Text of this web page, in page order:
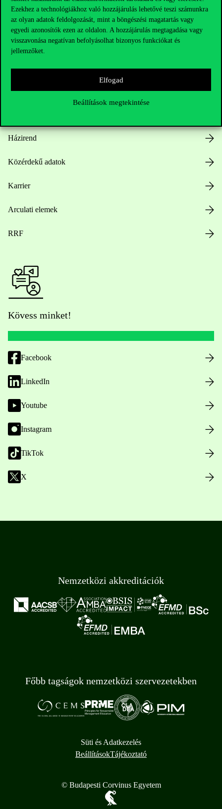
Ezekhez a technológiákhoz való hozzájárulás lehetővé teszi számunkra
az olyan adatok feldolgozását, mint a böngészési magatartás vagy
egyedi azonosítók ezen az oldalon. A hozzájárulás megtagadása vagy
visszavonása negatívan befolyásolhat bizonyos funkciókat és
jellemzőket.
Elfogad
Beállítások megtekintése
Hasznos linkek
Házirend
Közérdekű adatok
Karrier
Arculati elemek
RRF
Kövess minket!
Facebook
LinkedIn
Youtube
Instagram
TikTok
X
Nemzetközi akkreditációk
Főbb tagságok nemzetközi szervezetekben
Süti és Adatkezelés
BeállításokTájékoztató
© Budapesti Corvinus Egyetem